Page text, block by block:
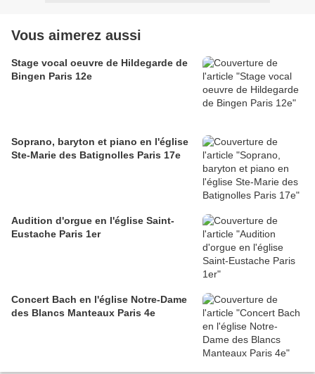
Vous aimerez aussi
Stage vocal oeuvre de Hildegarde de
Bingen Paris 12e
Soprano, baryton et piano en l'église
Ste-Marie des Batignolles Paris 17e
Audition d'orgue en l'église Saint-
Eustache Paris 1er
Concert Bach en l'église Notre-Dame
des Blancs Manteaux Paris 4e